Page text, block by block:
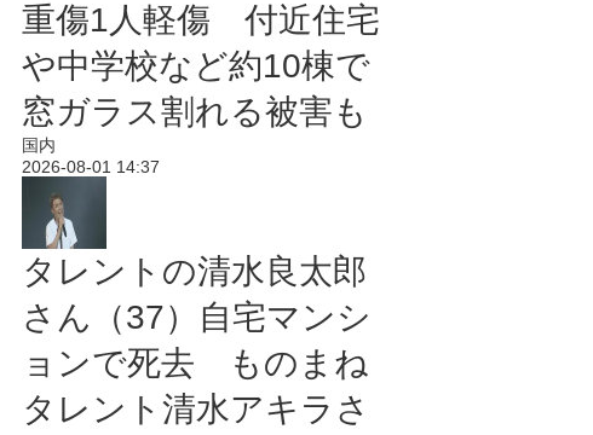
重傷1人軽傷 付近住宅
や中学校など約10棟で
窓ガラス割れる被害も
国内
2026-08-01 14:37
タレントの清水良太郎
さん（37）自宅マンシ
ョンで死去 ものまね
タレント清水アキラさ